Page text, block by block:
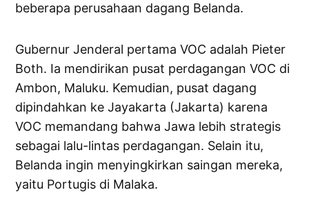
beberapa perusahaan dagang Belanda.
Gubernur Jenderal pertama VOC adalah Pieter
Both. Ia mendirikan pusat perdagangan VOC di
Ambon, Maluku. Kemudian, pusat dagang
dipindahkan ke Jayakarta (Jakarta) karena
VOC memandang bahwa Jawa lebih strategis
sebagai lalu-lintas perdagangan. Selain itu,
Belanda ingin menyingkirkan saingan mereka,
yaitu Portugis di Malaka.